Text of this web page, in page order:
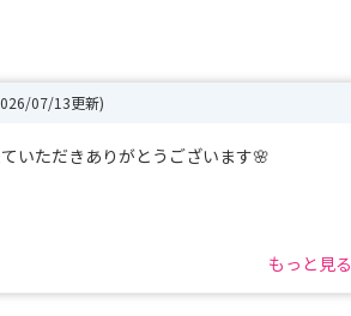
07/13更新)
いただきありがとうございます🌸
もっと見る